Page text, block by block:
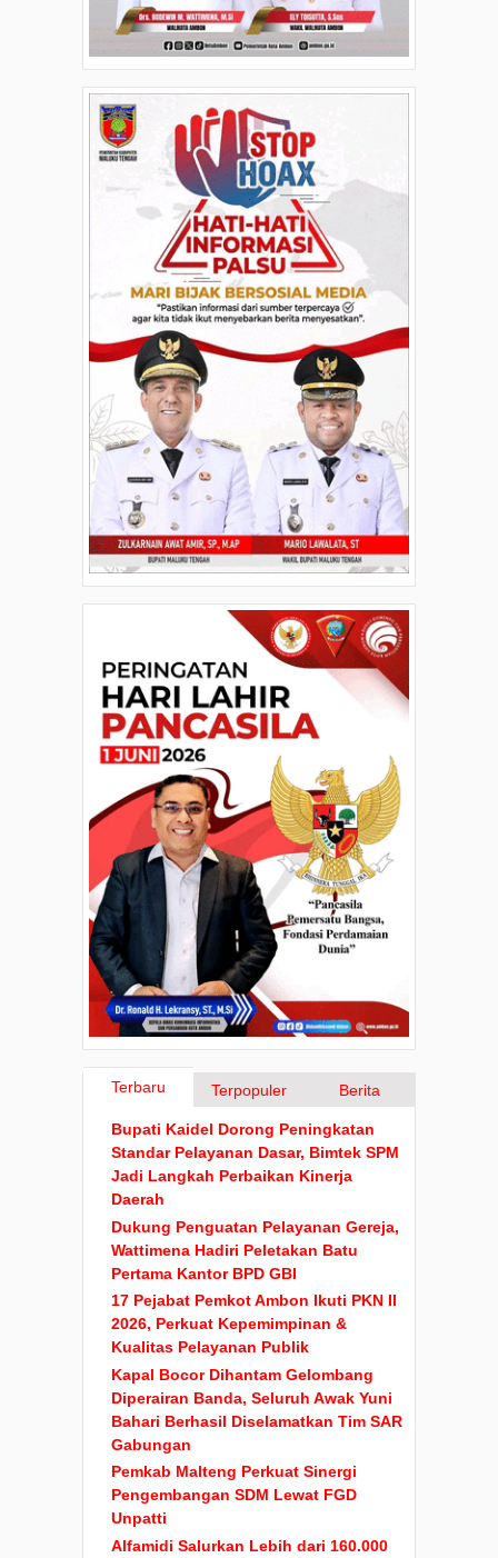
Terbaru Terpopuler Berita
Bupati Kaidel Dorong Peningkatan
Standar Pelayanan Dasar, Bimtek SPM
Jadi Langkah Perbaikan Kinerja
Daerah
Dukung Penguatan Pelayanan Gereja,
Wattimena Hadiri Peletakan Batu
Pertama Kantor BPD GBI
17 Pejabat Pemkot Ambon Ikuti PKN II
2026, Perkuat Kepemimpinan &
Kualitas Pelayanan Publik
Kapal Bocor Dihantam Gelombang
Diperairan Banda, Seluruh Awak Yuni
Bahari Berhasil Diselamatkan Tim SAR
Gabungan
Pemkab Malteng Perkuat Sinergi
Pengembangan SDM Lewat FGD
Unpatti
Alfamidi Salurkan Lebih dari 160.000